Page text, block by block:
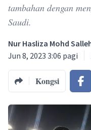
tambahan dengan
Saudi.
Nur Hasliza Mohd
Jun 8, 2023 3:06 pagi
Kongsi